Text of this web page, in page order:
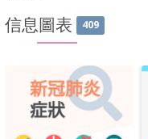
信息圖表 409